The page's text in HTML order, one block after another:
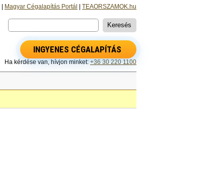
Magyar Cégalapítás Portál TEAORSZAMOK.hu
INGYENES CÉGALAPÍTÁS
Ha kérdése van, hívjon minket: +36 30 220 1100